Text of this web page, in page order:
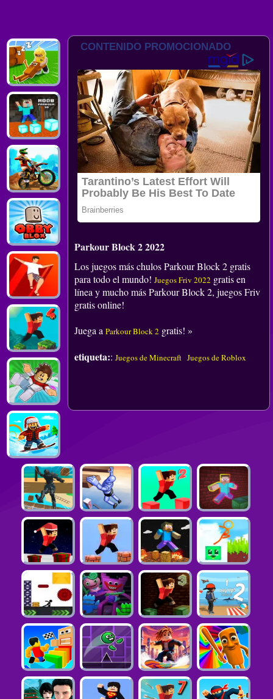
Parkour Block 2 2022
Los juegos más chulos Parkour Block 2 gratis
para todo el mundo! Juegos Friv 2022 gratis en
línea y mucho más Parkour Block 2, juegos Friv
gratis online!
Juega a Parkour Block 2 gratis! »
etiqueta:: Juegos de Minecraft Juegos de Roblox